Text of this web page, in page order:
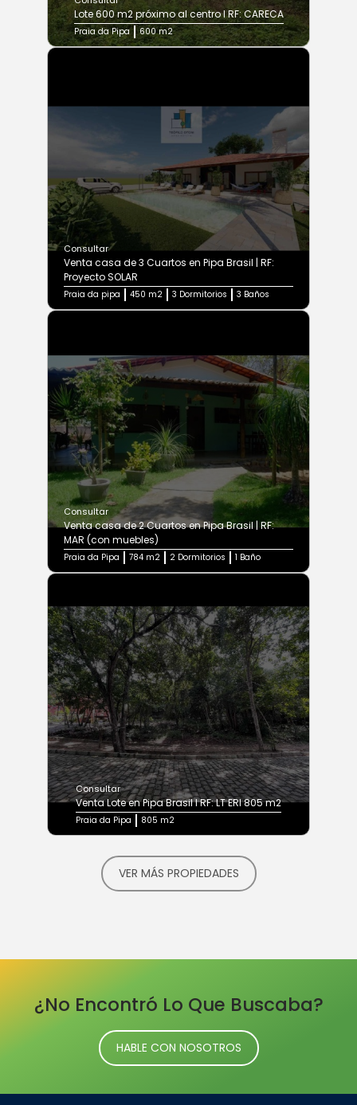
Lote 600 m2 próximo al centro I RF: CARECA
Praia da Pipa 600 m2
Consultar
Venta casa de 3 Cuartos en Pipa Brasil | RF:
Proyecto SOLAR
Praia da pipa 450 m2 3 Dormitorios 3 Baños
Consultar
Venta casa de 2 Cuartos en Pipa Brasil | RF:
MAR (con muebles)
Praia da Pipa 784 m2 2 Dormitorios 1 Baño
Consultar
Venta Lote en Pipa Brasil I RF: LT ERI 805 m2
Praia da Pipa 805 m2
VER MÁS PROPIEDADES
¿No Encontró Lo Que Buscaba?
HABLE CON NOSOTROS